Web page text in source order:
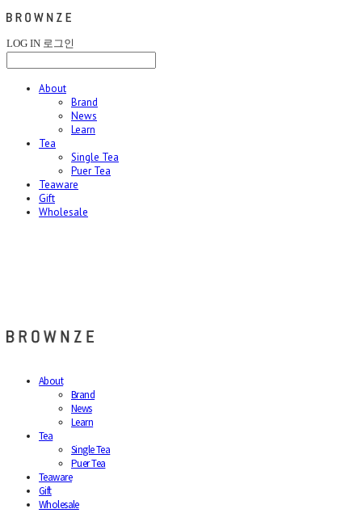
LOG IN 로그인
About
Brand
News
Learn
Tea
Single Tea
Puer Tea
Teaware
Gift
Wholesale
About
Brand
News
Learn
Tea
Single Tea
Puer Tea
Teaware
Gift
Wholesale